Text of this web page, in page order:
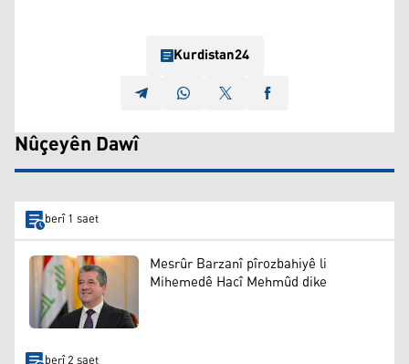
Kurdistan24
Nûçeyên Dawî
berî 1 saet
Mesrûr Barzanî pîrozbahiyê li
Mihemedê Hacî Mehmûd dike